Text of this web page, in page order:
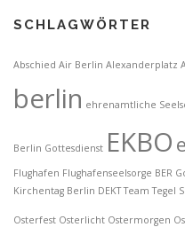
SCHLAGWÖRTER
Abschied Air Berlin Alexanderplatz
berlin ehrenamtliche
Berlin Gottesdienst EKBO
Flughafen Flughafenseelsorge BER
Kirchentag Berlin DEKT Team Tegel
Osterfest Osterlicht Ostermorgen